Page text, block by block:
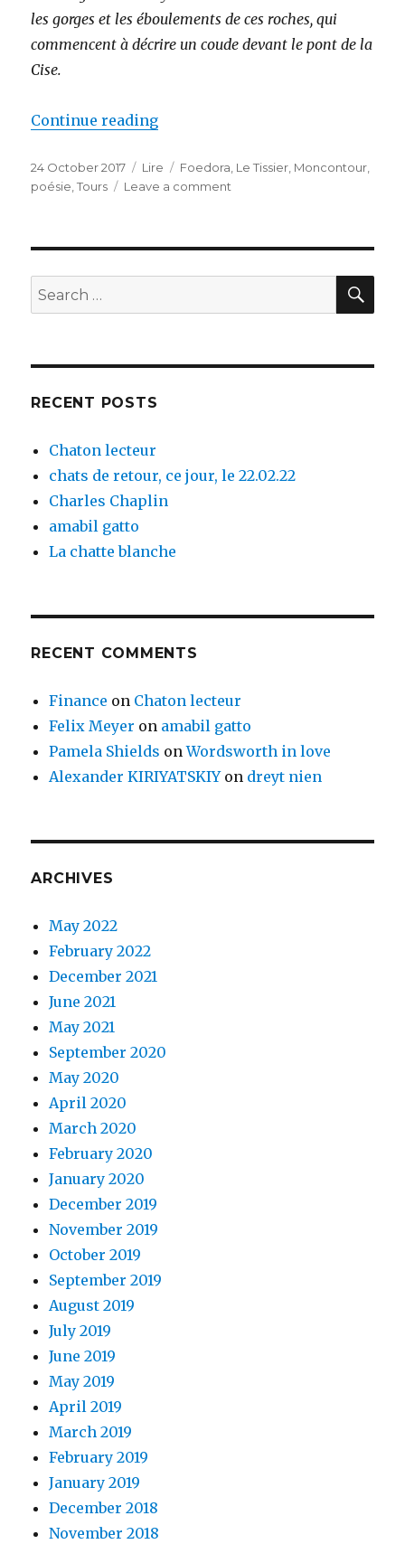
les gorges et les éboulements de ces roches, qui
commencent à décrire un coude devant le pont de la
Cise.
Continue reading
Posted
on
24 October 2017 Categories
Lire Tags
Foedora, Le Tissier, Moncontour,
poésie,Tours Leave a comment
Vouvray
Search
for:
RECENT POSTS
Chaton lecteur
chats de retour, ce jour, le 22.02.22
Charles Chaplin
amabil gatto
La chatte blanche
RECENT COMMENTS
Finance on Chaton lecteur
Felix Meyer on amabil gatto
Pamela Shields onWordsworth in love
Alexander KIRIYATSKIYon dreyt nien
ARCHIVES
May 2022
February 2022
December 2021
June 2021
May 2021
September 2020
May 2020
April 2020
March 2020
February 2020
January 2020
December 2019
November 2019
October 2019
September 2019
August 2019
July 2019
June 2019
May 2019
April 2019
March 2019
February 2019
January 2019
December 2018
November 2018